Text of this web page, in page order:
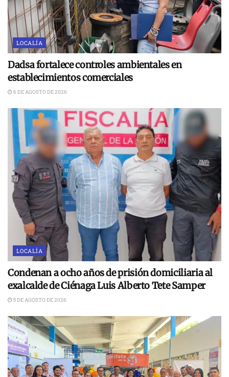
LOCALÍA
Dadsa fortalece controles ambientales en
establecimientos comerciales
6 DE AGOSTO DE 2026
LOCALÍA
Condenan a ocho años de prisión domiciliaria al
exalcalde de Ciénaga Luis Alberto Tete Samper
5 DE AGOSTO DE 2026